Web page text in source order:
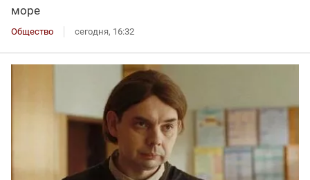
море
Общество сегодня, 16:32